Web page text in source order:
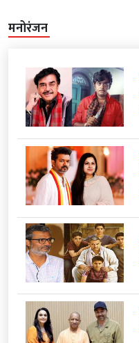
मनोरंजन